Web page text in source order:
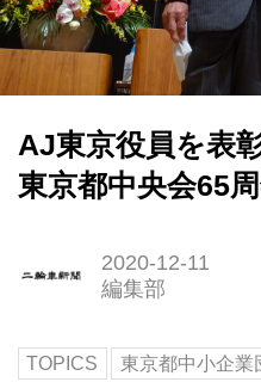
AJ東京役員を表
東京都中央会65
2020-12-11
編集部
TOPICS 東京都中小企業